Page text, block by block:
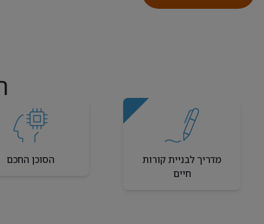
מדריך לבניית קורות
חיים
הסוכן החכם